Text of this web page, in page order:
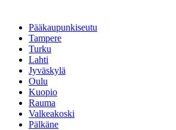
Pääkaupunkiseutu
Tampere
Turku
Lahti
Jyväskylä
Oulu
Kuopio
Rauma
Valkeakoski
Pälkäne